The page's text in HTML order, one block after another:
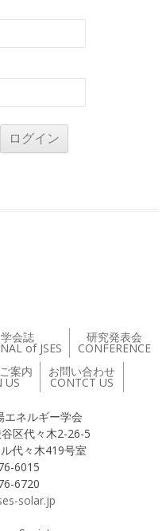
学会誌
of JSES
研究発表会
CONFERENCE
案内
US
お問い合わせ
CONTCT US
エネルギー学会
区代々木2-26-5
419号室
6015
6720
solar.jp